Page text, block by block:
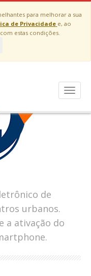
para melhorar a sua
de Privacidade e, ao
estas condições.
Menu
de
urbanos.
a ativação do